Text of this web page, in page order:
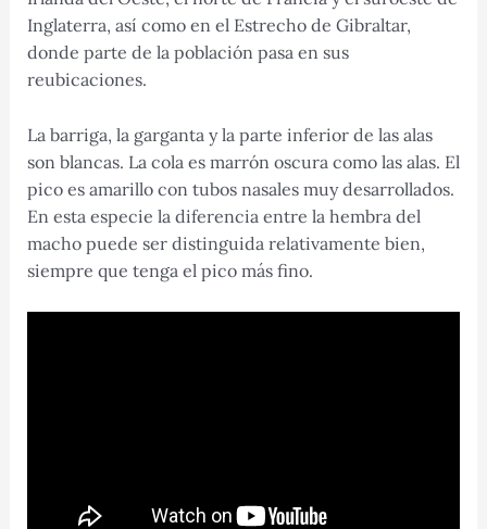
Inglaterra, así como en el Estrecho de Gibraltar,
donde parte de la población pasa en sus
reubicaciones.
La barriga, la garganta y la parte inferior de las alas
son blancas. La cola es marrón oscura como las alas. El
pico es amarillo con tubos nasales muy desarrollados.
En esta especie la diferencia entre la hembra del
macho puede ser distinguida relativamente bien,
siempre que tenga el pico más fino.